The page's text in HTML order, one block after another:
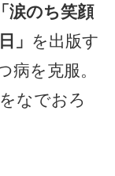
「涙のち笑顔
」 を出版す
病を克服。
なでおろ